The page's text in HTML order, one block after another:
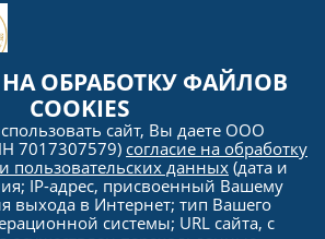
ОБРАБОТКУ ФАЙЛОВ
COOKIES
сайт, Вы даете ООО
7017307579) согласие на обработку
пользовательских данных(дата и
IP-адрес, присвоенный Вашему
выхода в Интернет; тип Вашего
системы; URL сайта, с